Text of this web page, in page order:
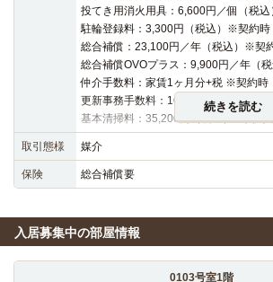
投てき用消火用具：6,600円／個（税込
駐輪登録料：3,300円（税込）※契約時
総合補償：23,100円／年（税込）※契
総合補償OVOプラス：9,900円／年（
仲介手数料：家賃1ヶ月分+税 ※契約時
更新事務手数料：16,500円（税込）※
基本清掃料：35,200円（税込）※契約
続きを読む
取引態様 媒介
保険 総合補償要
入居募集中の部屋情報
0103号室1階